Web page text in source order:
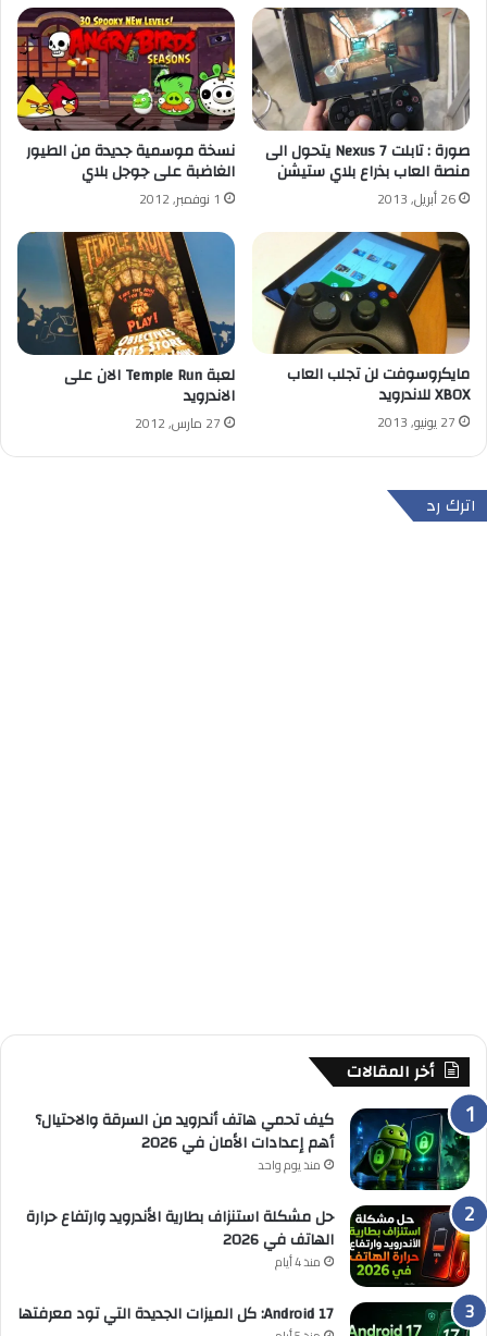
صورة : تابلت Nexus 7 يتحول الى
منصة العاب بذراع بلاي ستيشن
26 أبريل, 2013
نسخة موسمية جديدة من الطيور
الغاضبة على جوجل بلاي
1 نوفمبر, 2012
مايكروسوفت لن تجلب العاب
XBOX للاندرويد
27 يونيو, 2013
لعبة Temple Run الان على
الاندرويد
27 مارس, 2012
اترك رد
أخر المقالات
كيف تحمي هاتف أندرويد من السرقة والاحتيال؟
أهم إعدادات الأمان في 2026
منذ يوم واحد
حل مشكلة استنزاف بطارية الأندرويد وارتفاع حرارة
الهاتف في 2026
منذ 4 أيام
Android 17: كل الميزات الجديدة التي تود معرفتها